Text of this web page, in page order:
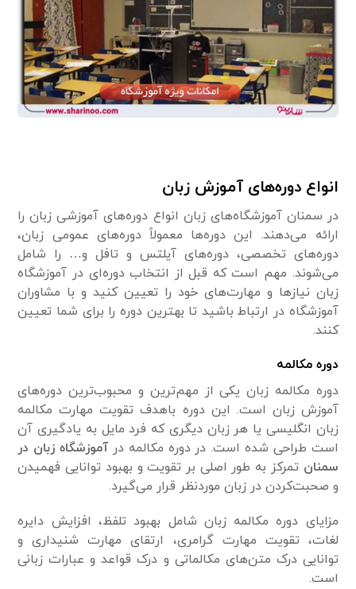
انواع دوره‌های آموزش زبان
در سمنان آموزشگاه‌های زبان انواع دوره‌های آموزشی زبان را
ارائه می‌دهند. این دوره‌ها معمولاً دوره‌های عمومی زبان،
دوره‌های تخصصی، دوره‌های آیلتس و تافل و… را شامل
می‌شوند. مهم است که قبل از انتخاب دوره‌ای در آموزشگاه
زبان نیازها و مهارت‌های خود را تعیین کنید و با مشاوران
آموزشگاه در ارتباط باشید تا بهترین دوره را برای شما تعیین
کنند.
دوره مکالمه
دوره مکالمه زبان یکی از مهم‌ترین و محبوب‌ترین دوره‌های
آموزش زبان است. این دوره باهدف تقویت مهارت مکالمه
زبان انگلیسی یا هر زبان دیگری که فرد مایل به یادگیری آن
است طراحی شده است. در دوره مکالمه در آموزشگاه زبان در
سمنان تمرکز به طور اصلی بر تقویت و بهبود توانایی فهمیدن
و صحبت‌کردن در زبان موردنظر قرار می‌گیرد.
مزایای دوره مکالمه زبان شامل بهبود تلفظ، افزایش دایره
لغات، تقویت مهارت گرامری، ارتقای مهارت شنیداری و
توانایی درک متن‌های مکالماتی و درک قواعد و عبارات زبانی
است.